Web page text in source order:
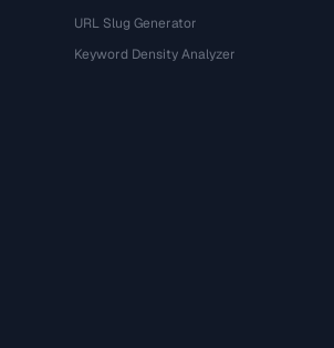
URL Slug Generator
Keyword Density Analyzer